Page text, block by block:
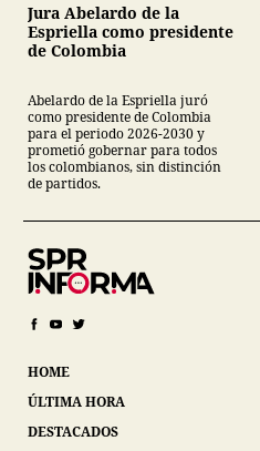
Jura Abelardo de la
Espriella como presidente
de Colombia
Abelardo de la Espriella juró
como presidente de Colombia
para el periodo 2026-2030 y
prometió gobernar para todos
los colombianos, sin distinción
de partidos.
HOME
ÚLTIMA HORA
DESTACADOS